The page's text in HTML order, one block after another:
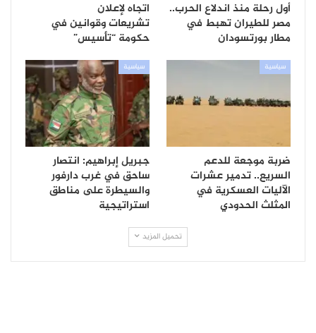
أول رحلة منذ اندلاع الحرب..
مصر للطيران تهبط في
مطار بورتسودان
اتجاه لإعلان
تشريعات وقوانين في
حكومة “تأسيس”
سياسية
ضربة موجعة للدعم
السريع.. تدمير عشرات
الآليات العسكرية في
المثلث الحدودي
سياسية
جبريل إبراهيم: انتصار
ساحق في غرب دارفور
والسيطرة على مناطق
استراتيجية
تحميل المزيد